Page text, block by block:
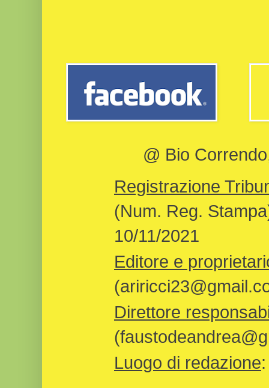
@ Bio
Registrazione
(Num. Reg.
10/11/2021
Editore e
Direttore
Luogo di redazione